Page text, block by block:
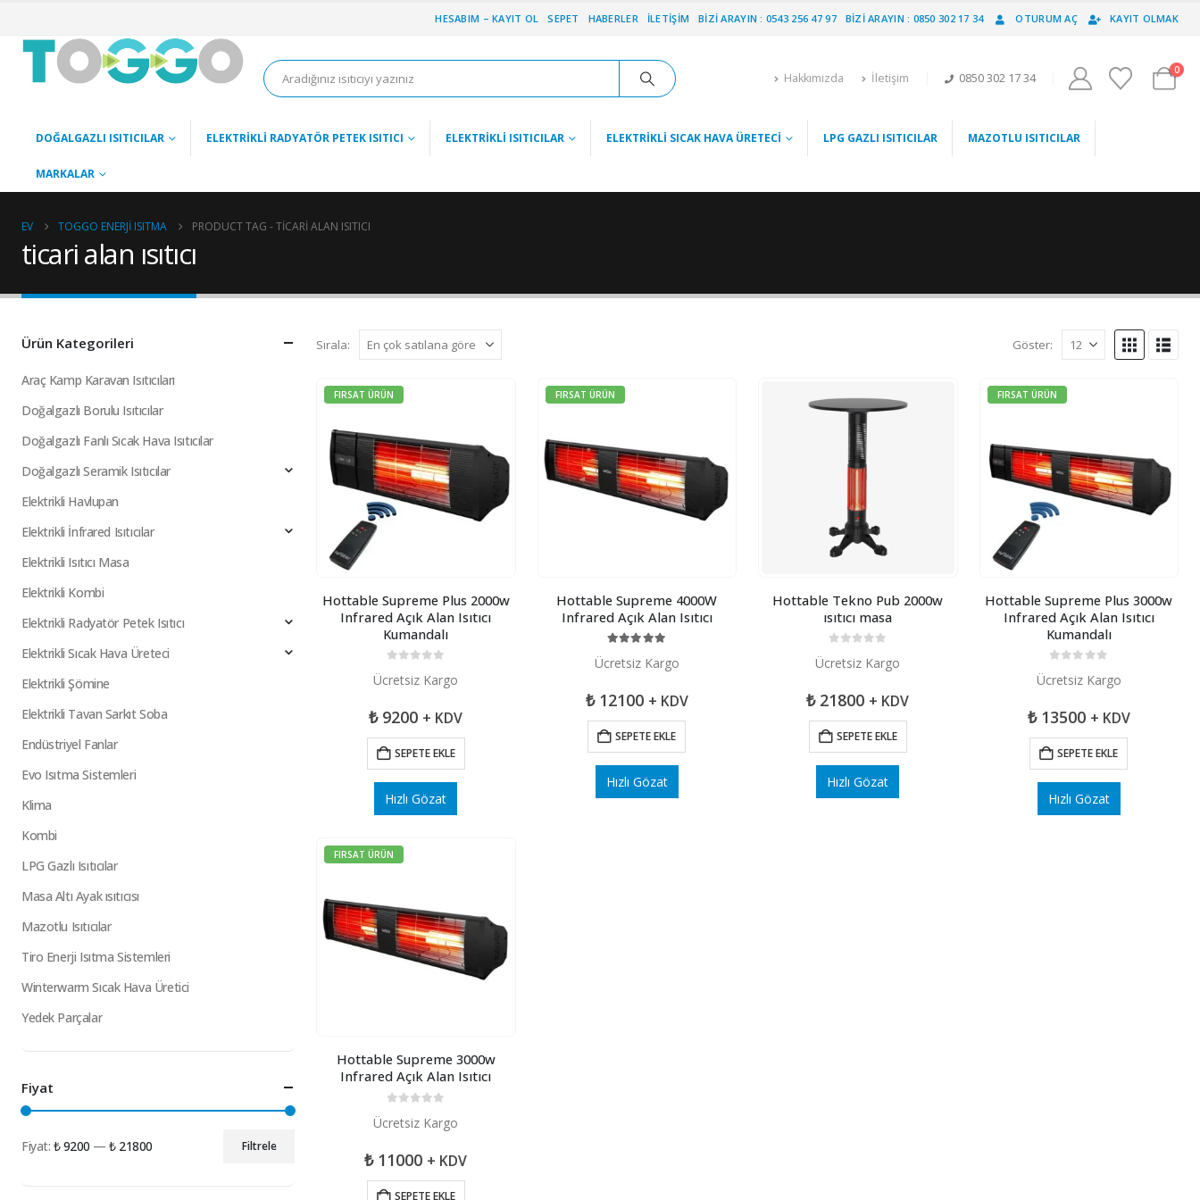
HESABIM – KAYIT OL SEPET HABERLER İLETIŞIM BIZI ARAYIN : 0543 256 47 97 BIZI ARAYIN : 0850 302 17 34 OTURUM AÇ KAYIT OLMAK
Hakkımızda İletişim 0850 302 17 34
0
DOĞALGAZLI ISITICILAR ELEKTRIKLI RADYATÖR PETEK ISITICI ELEKTRIKLI ISITICILAR ELEKTRIKLI SICAK HAVA ÜRETECI LPG GAZLI ISITICILAR MAZOTLU ISITICILAR
MARKALAR
EV TOGGO ENERJI ISITMA PRODUCT TAG -TICARI ALAN ISITICI
ticari alan ısıtıcı
Sırala: Göster:
FIRSAT ÜRÜN
Hottable Supreme Plus 2000w
Infrared Açık Alan Isıtıcı
Kumandalı
Ücretsiz Kargo
₺9200 + KDV
SEPETE EKLE
Hızlı Gözat
FIRSAT ÜRÜN
Hottable Supreme 4000W
Infrared Açık Alan Isıtıcı
Ücretsiz Kargo
₺12100 + KDV
SEPETE EKLE
Hızlı Gözat
Hottable Tekno Pub 2000w
ısıtıcı masa
Ücretsiz Kargo
₺21800 + KDV
SEPETE EKLE
Hızlı Gözat
FIRSAT ÜRÜN
Hottable Supreme Plus 3000w
Infrared Açık Alan Isıtıcı
Kumandalı
Ücretsiz Kargo
₺13500 + KDV
SEPETE EKLE
Hızlı Gözat
FIRSAT ÜRÜN
Hottable Supreme 3000w
Infrared Açık Alan Isıtıcı
Ücretsiz Kargo
₺11000 + KDV
SEPETE EKLE
Ürün Kategorileri
Araç Kamp Karavan Isıtıcıları
Doğalgazlı Borulu Isıtıcılar
Doğalgazlı Fanlı Sıcak Hava Isıtıcılar
Doğalgazlı Seramik Isıtıcılar
Elektrikli Havlupan
Elektrikli İnfrared Isıtıcılar
Elektrikli Isıtıcı Masa
Elektrikli Kombi
Elektrikli Radyatör Petek Isıtıcı
Elektrikli Sıcak Hava Üreteci
Elektrikli Şömine
Elektrikli Tavan Sarkıt Soba
Endüstriyel Fanlar
Evo Isıtma Sistemleri
Klima
Kombi
LPG Gazlı Isıtıcılar
Masa Altı Ayak ısıtıcısı
Mazotlu Isıtıcılar
Tiro Enerji Isıtma Sistemleri
Winterwarm Sıcak Hava Üretici
Yedek Parçalar
Fiyat
En
düşük
En
yüksek
Filtrele
Fiyat: ₺ 9200 —₺ 21800